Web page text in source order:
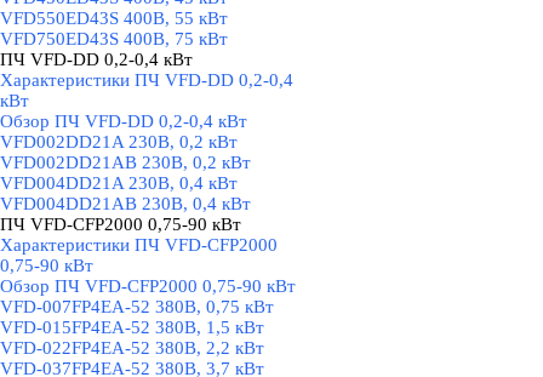
VFD550ED43S 400В, 55 кВт
VFD750ED43S 400В, 75 кВт
ПЧ VFD-DD 0,2-0,4 кВт
Характеристики ПЧ VFD-DD 0,2-0,4
кВт
Обзор ПЧ VFD-DD 0,2-0,4 кВт
VFD002DD21A 230В, 0,2 кВт
VFD002DD21AB 230В, 0,2 кВт
VFD004DD21A 230В, 0,4 кВт
VFD004DD21AB 230В, 0,4 кВт
ПЧ VFD-CFP2000 0,75-90 кВт
Характеристики ПЧ VFD-CFP2000
0,75-90 кВт
Обзор ПЧ VFD-CFP2000 0,75-90 кВт
VFD-007FP4EA-52 380В, 0,75 кВт
VFD-015FP4EA-52 380В, 1,5 кВт
VFD-022FP4EA-52 380В, 2,2 кВт
VFD-037FP4EA-52 380В, 3,7 кВт